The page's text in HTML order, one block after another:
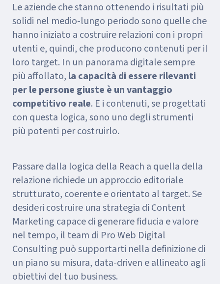
Le aziende che stanno ottenendo i risultati più
solidi nel medio-lungo periodo sono quelle che
hanno iniziato a costruire relazioni con i propri
utenti e, quindi, che producono contenuti per il
loro target. In un panorama digitale sempre
più affollato, la capacità di essere rilevanti
per le persone giuste è un vantaggio
competitivo reale. E i contenuti, se progettati
con questa logica, sono uno degli strumenti
più potenti per costruirlo.
Passare dalla logica della Reach a quella della
relazione richiede un approccio editoriale
strutturato, coerente e orientato al target. Se
desideri costruire una strategia di Content
Marketing capace di generare fiducia e valore
nel tempo, il team di Pro Web Digital
Consulting può supportarti nella definizione di
un piano su misura, data-driven e allineato agli
obiettivi del tuo business.